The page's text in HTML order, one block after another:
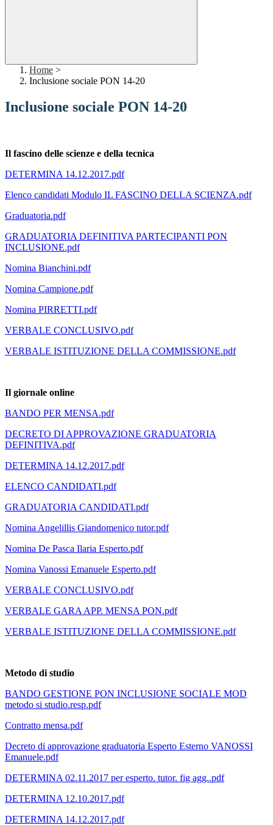
Home >
Inclusione sociale PON 14-20
Inclusione sociale PON 14-20
Il fascino delle scienze e della tecnica
DETERMINA 14.12.2017.pdf
Elenco candidati Modulo IL FASCINO DELLA SCIENZA.pdf
Graduatoria.pdf
GRADUATORIA DEFINITIVA PARTECIPANTI PON
INCLUSIONE.pdf
Nomina Bianchini.pdf
Nomina Campione.pdf
Nomina PIRRETTI.pdf
VERBALE CONCLUSIVO.pdf
VERBALE ISTITUZIONE DELLA COMMISSIONE.pdf
Il giornale online
BANDO PER MENSA.pdf
DECRETO DI APPROVAZIONE GRADUATORIA
DEFINITIVA.pdf
DETERMINA 14.12.2017.pdf
ELENCO CANDIDATI.pdf
GRADUATORIA CANDIDATI.pdf
Nomina Angelillis Giandomenico tutor.pdf
Nomina De Pasca Ilaria Esperto.pdf
Nomina Vanossi Emanuele Esperto.pdf
VERBALE CONCLUSIVO.pdf
VERBALE GARA APP. MENSA PON.pdf
VERBALE ISTITUZIONE DELLA COMMISSIONE.pdf
Metodo di studio
BANDO GESTIONE PON INCLUSIONE SOCIALE MOD
metodo si studio.resp.pdf
Contratto mensa.pdf
Decreto di approvazione graduatoria Esperto Esterno VANOSSI
Emanuele.pdf
DETERMINA 02.11.2017 per esperto. tutor. fig agg..pdf
DETERMINA 12.10.2017.pdf
DETERMINA 14.12.2017.pdf